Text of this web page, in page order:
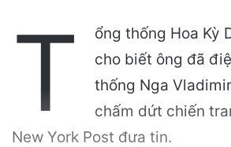
T
ổng thống Hoa Kỳ
cho biết ông đã
thống Nga
chấm dứt chiến
New York Post đưa tin.